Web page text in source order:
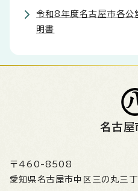
令和8年度名古屋市各公
明書
名古屋
〒460-8508
愛知県名古屋市中区三の丸三